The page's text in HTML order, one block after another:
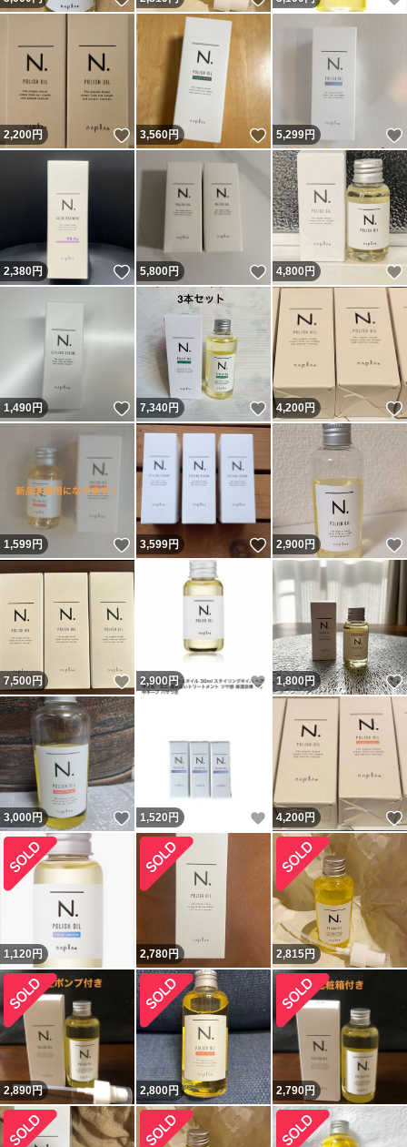
2,200円 いいね！
3,560円 いいね！
5,299円
2,380円 いいね！
5,800円 いいね！
4,800円
1,490円 いいね！
7,340円 いいね！
4,200円
1,599円 いいね！
3,599円 いいね！
2,900円
7,500円 いいね！
2,900円 いいね！
1,800円
3,000円 いいね！
1,520 円 いいね！
4,200円
1,120 円 2,780円 2,815円
2,890円 2,800円 2,790円